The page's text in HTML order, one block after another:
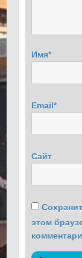
Имя*
Email*
Сайт
этом